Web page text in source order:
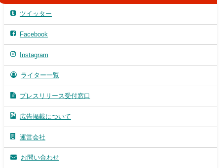
ツイッター
Facebook
Instagram
ライター一覧
プレスリリース受付窓口
広告掲載について
運営会社
お問い合わせ